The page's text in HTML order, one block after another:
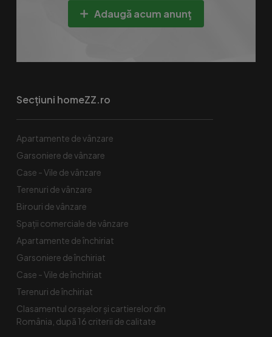
Adaugă acum anunț
Secțiuni homeZZ.ro
Apartamente de vânzare
Garsoniere de vânzare
Case - Vile de vânzare
Terenuri de vânzare
Birouri de vânzare
Spaţii comerciale de vânzare
Apartamente de închiriat
Garsoniere de închiriat
Case - Vile de închiriat
Terenuri de închiriat
Clasamentul orașelor și cartierelor din
România, după 16 criterii de calitate